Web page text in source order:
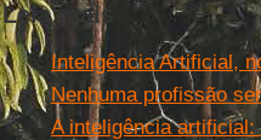
Leia mais
Inteligência Artificial,
Nenhuma profissão
A inteligência